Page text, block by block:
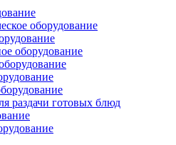
оборудование
оборудование
раздачи готовых блюд